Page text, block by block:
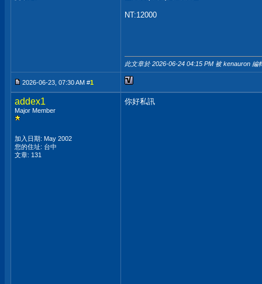
NT:12000
此文章於 2026-06-24 04:15 PM 被 kenauron 編
2026-06-23, 07:30 AM #1
addex1
Major Member
加入日期: May 2002
您的住址: 台中
文章: 131
你好私訊